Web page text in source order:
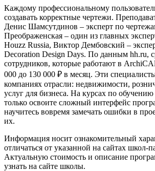
Каждому профессиональному
создавать корректные чертежи.
Денис Шамсутдинов – эксперт по
Преображенская – один из главных
Houzz Russia, Виктор Дембовский –
Decoration Design Days. По данным hh.ru,
сотрудников, которые работают в
000 до 130 000 ₽ в месяц. Эти
компаниях отрасли: недвижимости,
услуг для бизнеса. На курсах по
только освоите сложный интерфейс
научитесь вовремя замечать ошибки в
их.
Информация носит ознакомительный
отличаться от указанной на сайтах школ-
Актуальную стоимость и описание
узнать на сайте школы.